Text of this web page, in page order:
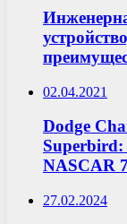
02.04.2021
Dodge
NASCAR
27.02.2024